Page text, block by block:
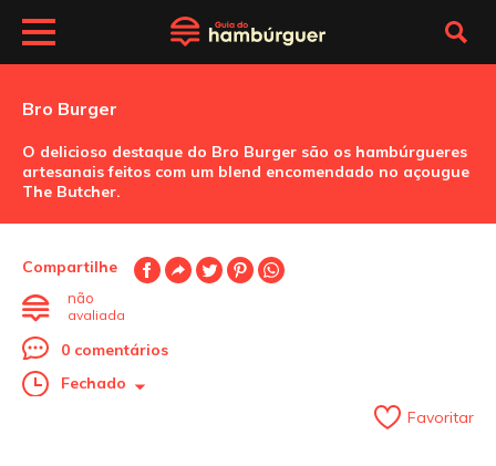
Bro Burger
O delicioso destaque do Bro Burger são os hambúrgueres
artesanais feitos com um blend encomendado no açougue
The Butcher.
Compartilhe
não
avaliada
0 comentários
Fechado
Favoritar